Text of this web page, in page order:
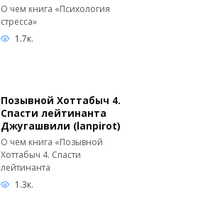
О чем книга «Психология
стресса»
1.7к.
Позывной Хоттабыч 4.
Спасти лейтинанта
Джугашвили (lanpirot)
О чем книга «Позывной
Хоттабыч 4. Спасти
лейтинанта
1.3к.